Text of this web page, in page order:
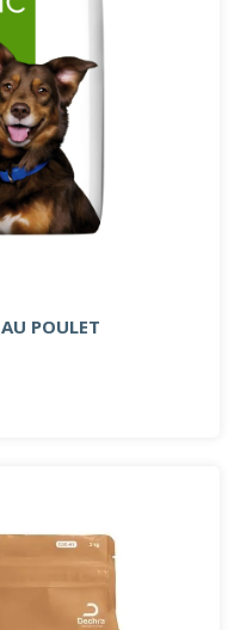
POULET